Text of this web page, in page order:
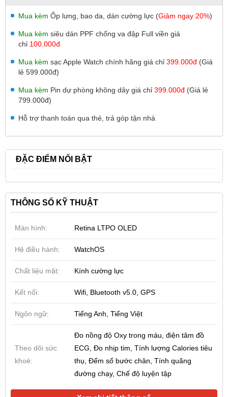
Mua kèm Ốp lưng, bao da, dán cường lực (Giảm ngay 20%)
Mua kèm siêu dán PPF chống va đập Full viền giá
chỉ 100.000đ
Mua kèm sạc Apple Watch chính hãng giá chỉ 399.000đ (Giá
lẻ 599.000đ)
Mua kèm Pin dự phòng không dây giá chỉ 399.000đ (Giá lẻ
799.000đ)
Hỗ trợ thanh toán qua thẻ, trả góp tận nhà
ĐẶC ĐIỂM NỔI BẬT
THÔNG SỐ KỸ THUẬT
Màn hình: Retina LTPO OLED
Hệ điều hành: WatchOS
Chất liệu mặt: Kính cường lực
Kết nối: Wifi, Bluetooth v5.0, GPS
Ngôn ngữ: Tiếng Anh, Tiếng Việt
Theo dõi sức
khoẻ:
Đo nồng độ Oxy trong máu, điện tâm đồ
ECG, Đo nhịp tim, Tính lượng Calories tiêu
thụ, Đếm số bước chân, Tính quãng
đường chạy, Chế độ luyện tập